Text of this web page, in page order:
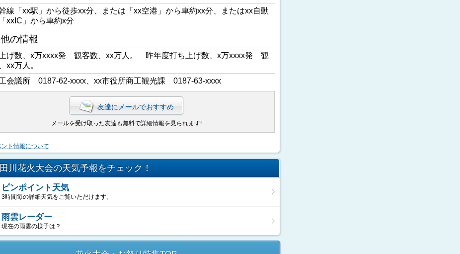
線「xx駅」から徒歩xx分、または「xx空港」から車約xx分、またはxx自動
xxIC」から車約x分
の情報
げ数、x万xxxx発 観客数、xx万人。 昨年度打ち上げ数、x万xxxx発 観
xx万人。
会議所 0187-62-xxxx、xx市役所商工観光課 0187-63-xxxx
友達にメールでおすすめ
メールを受け取った友達も無料で詳細情報を見られます!
ト情報について
川花火大会の天気予報をチェック！
ピンポイント天気
3時間毎の詳細天気をご覧いただけます。
雨雲レーダー
現在の雨雲の様子は？